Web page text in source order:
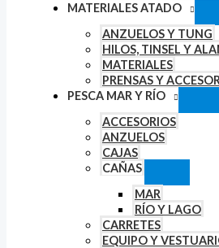
MATERIALES ATADO
ANZUELOS Y TUNG
HILOS, TINSEL Y
MATERIALES
PRENSAS Y
PESCA MAR Y RÍO
ACCESORIOS
ANZUELOS
CAJAS
CAÑAS
MAR
RÍO Y LAGO
CARRETES
EQUIPO Y